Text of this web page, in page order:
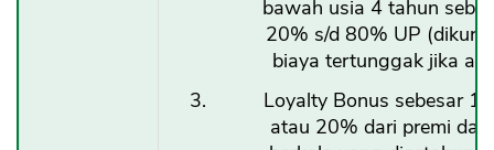
bawah usia 4 tahun
20% s/d 80% UP
biaya tertunggak jika
Loyalty Bonus sebesar
atau 20% dari premi